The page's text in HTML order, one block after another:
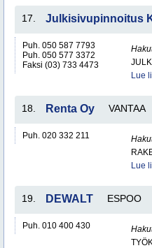
17. Julkisivupinnoitus
Puh. 050 587 7793
Puh. 050 577 3372
Faksi (03) 733 4473
Lue
18. Renta Oy VANTAA
Puh. 020 332 211
Lue
19. DEWALT ESPOO
Puh. 010 400 430